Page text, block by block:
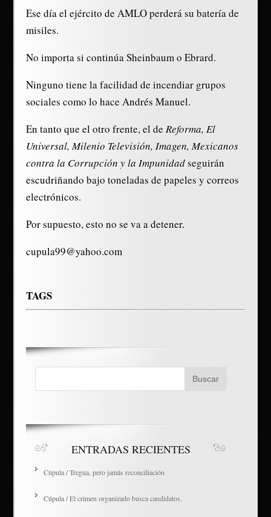
Ese día el ejército de AMLO perderá su batería de
misiles.
No importa si continúa Sheinbaum o Ebrard.
Ninguno tiene la facilidad de incendiar grupos
sociales como lo hace Andrés Manuel.
En tanto que el otro frente, el deReforma, El
Universal, Milenio Televisión, Imagen, Mexicanos
contra la Corrupción y la Impunidadseguirán
escudriñando bajo toneladas de papeles y correos
electrónicos.
Por supuesto, esto no se va a detener.
cupula99@yahoo.com
TAGS
ENTRADAS RECIENTES
Cúpula / Tregua, pero jamás reconciliación
Cúpula / El crimen organizado busca candidatos.